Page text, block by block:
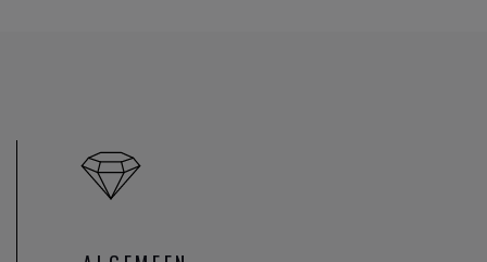
solo gedragen worden als blikvanger of gecombineerd
worden met andere oorstekers, huggies of oorringen voor
De sieraden van Ania Haie zijn geïnspireerd door de